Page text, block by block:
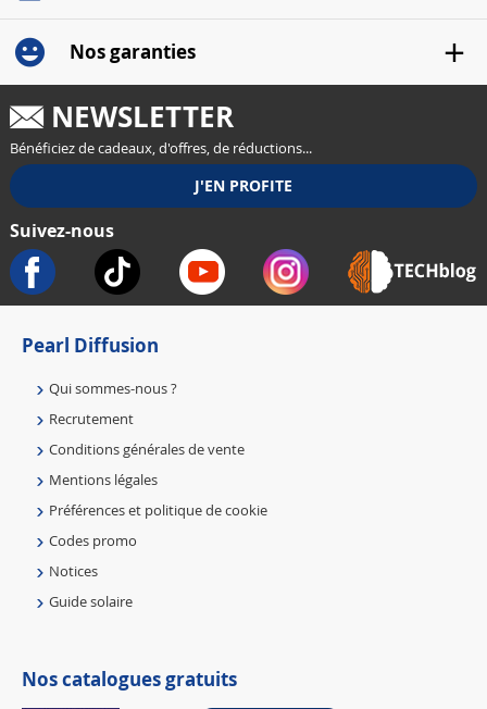
Nos garanties
NEWSLETTER
Bénéficiez de cadeaux, d'offres, de réductions...
Suivez-nous
Pearl Diffusion
Qui sommes-nous ?
Recrutement
Conditions générales de vente
Mentions légales
Préférences et politique de cookie
Codes promo
Notices
Guide solaire
Nos catalogues gratuits